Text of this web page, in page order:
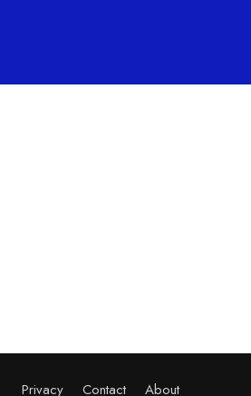
Privacy Contact About